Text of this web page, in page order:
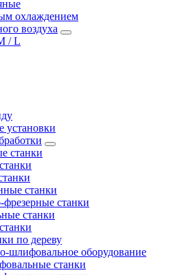
охлаждением
воздуха
/ L
установки
станки
станки
станки
станки
по дереву
шлифовальное оборудование
станки